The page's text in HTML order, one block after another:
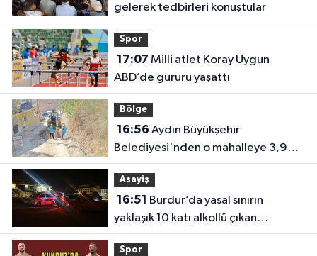
gelerek tedbirleri konuştular
Spor
17:07
ABD’de gururu yaşattı
Bölge
16:56
Belediyesi'nden o mahalleye 3,9
milyon TL’lik yatırım
Asayiş
16:51
yaklaşık 10 katı alkollü çıkan
sürücüye büyük ceza
Spor